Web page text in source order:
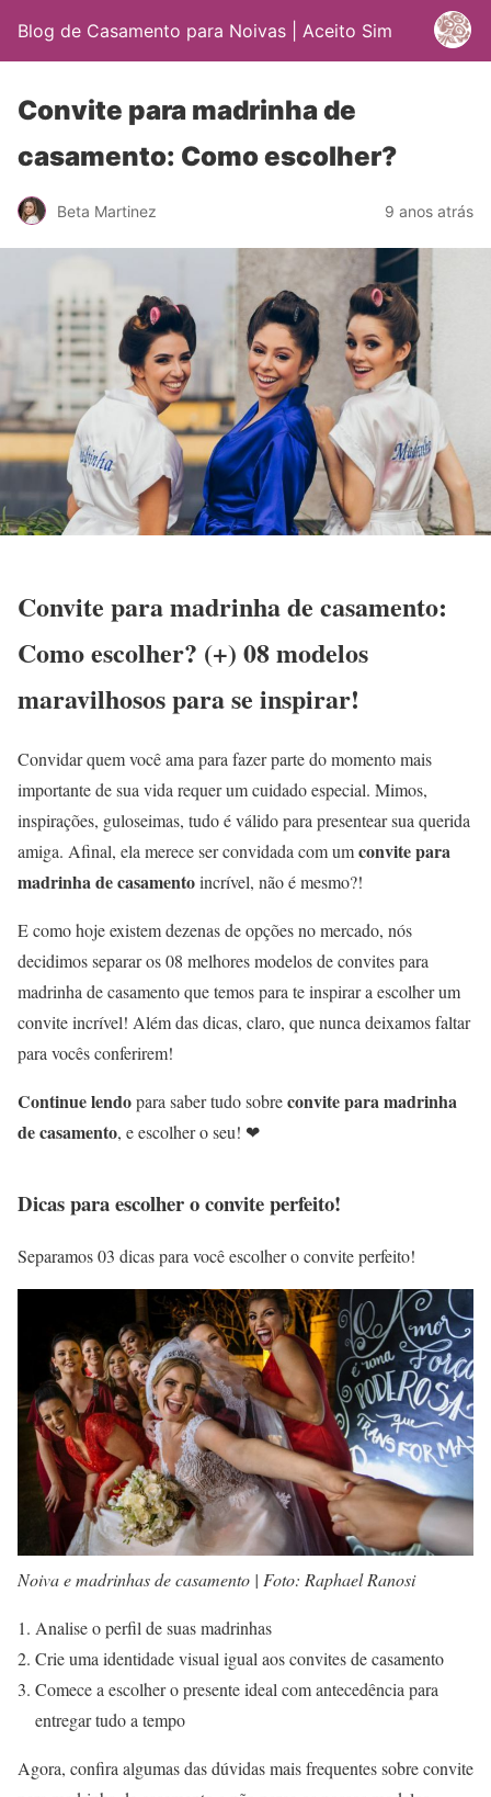
Blog de Casamento para Noivas | Aceito Sim
Convite para madrinha de
casamento: Como escolher?
Beta Martinez 9 anos atrás
Convite para madrinha de casamento:
Como escolher? (+) 08 modelos
maravilhosos para se inspirar!
Convidar quem você ama para fazer parte do momento mais
importante de sua vida requer um cuidado especial. Mimos,
inspirações, guloseimas, tudo é válido para presentear sua querida
amiga. Afinal, ela merece ser convidada com umconvite para
madrinha de casamentoincrível, não é mesmo?!
E como hoje existem dezenas de opções no mercado, nós
decidimos separar os 08 melhores modelos de convites para
madrinha de casamento que temos para te inspirar a escolher um
convite incrível! Além das dicas, claro, que nunca deixamos faltar
para vocês conferirem!
Continue lendopara saber tudo sobreconvite para madrinha
de casamento, e escolher o seu! ❤
Dicas para escolher o convite perfeito!
Separamos 03 dicas para você escolher o convite perfeito!
Noiva e madrinhas de casamento | Foto: Raphael Ranosi
Analise o perfil de suas madrinhas
Crie uma identidade visual igual aos convites de casamento
Comece a escolher o presente ideal com antecedência para
entregar tudo a tempo
Agora, confira algumas das dúvidas mais frequentes sobre convite